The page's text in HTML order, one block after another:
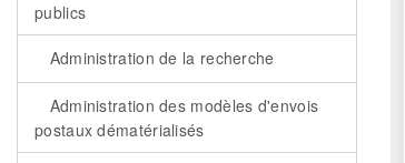
publics
Administration de la recherche
Administration des modèles d'envois
postaux dématérialisés